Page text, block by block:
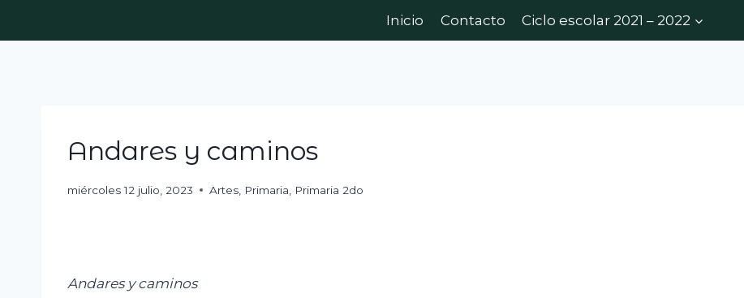
Inicio Contacto Ciclo escolar 2021 – 2022
Andares y caminos
miércoles 12 julio, 2023 Artes Primaria Primaria 2do
Andares y caminos